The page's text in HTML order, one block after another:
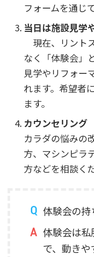
フォームを通じ
当日は施設見学
現在、リント
なく「体験会」
見学やリフォー
れます。希望者
ます。
カウンセリング
カラダの悩みの
方、マシンピラ
方などを相談く
体験会の持
体験会は
で、動き